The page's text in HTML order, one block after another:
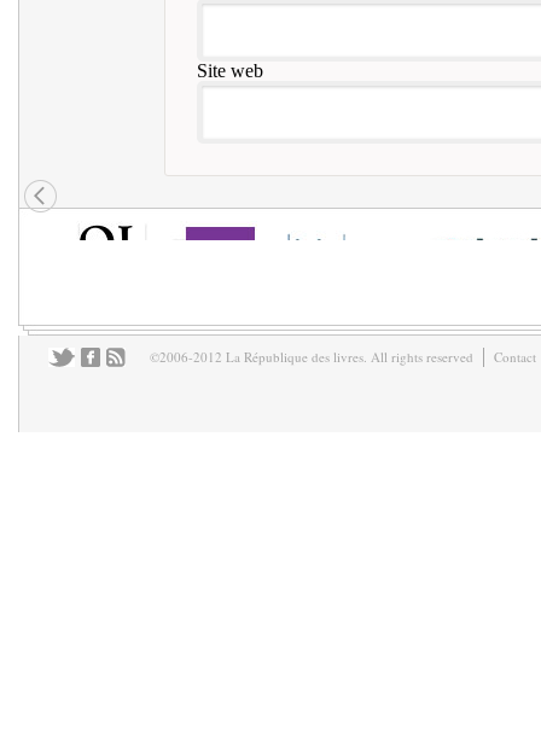
Site web
©2006-2012 La République des livres. All rights reserved Contact